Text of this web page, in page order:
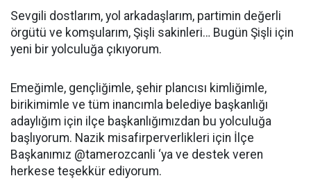
Sevgili dostlarım, yol arkadaşlarım, partimin değerli
örgütü ve komşularım, Şişli sakinleri… Bugün Şişli için
yeni bir yolculuğa çıkıyorum.
Emeğimle, gençliğimle, şehir plancısı kimliğimle,
birikimimle ve tüm inancımla belediye başkanlığı
adaylığım için ilçe başkanlığımızdan bu yolculuğa
başlıyorum. Nazik misafirperverlikleri için İlçe
Başkanımız @tamerozcanli ‘ya ve destek veren
herkese teşekkür ediyorum.